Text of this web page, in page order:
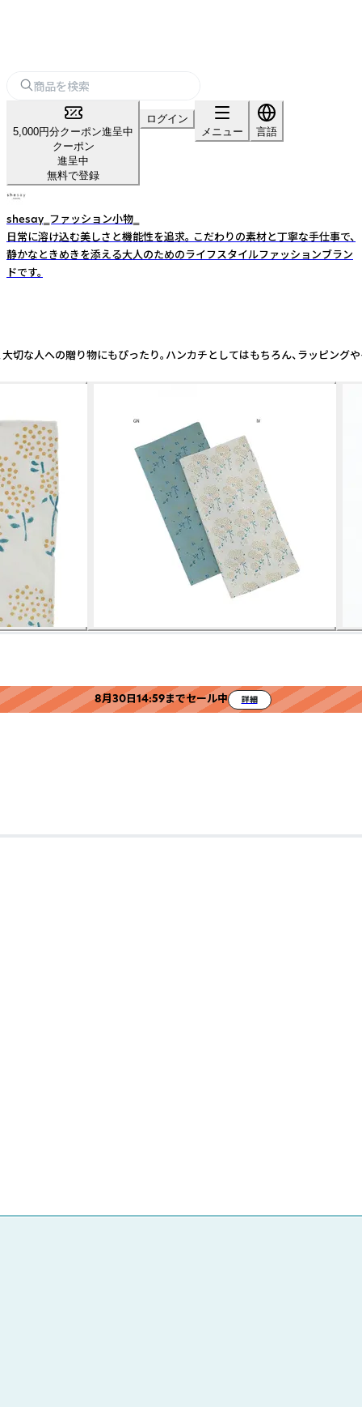
5,000円分クーポン進呈中
クーポン
進呈中
無料で登録
ログイン
メニュー
言語
shesay‗ファッション小物‗
日常に溶け込む美しさと機能性を追求。 こだわりの素材と丁寧な手仕事で、
静かなときめきを添える大人のためのライフスタイルファッションブラン
ドです。
への贈り物にもぴったり。ハンカチとしてはもちろん、ラッピ
8月30日14:59までセール中 詳細